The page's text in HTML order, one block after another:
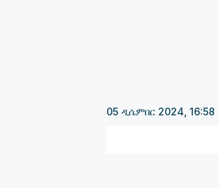
05 ዲሴምበር 2024, 16:58